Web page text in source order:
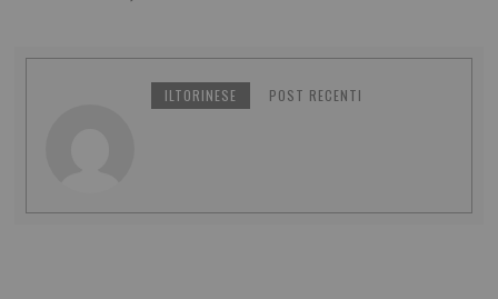
ILTORINESE POST RECENTI